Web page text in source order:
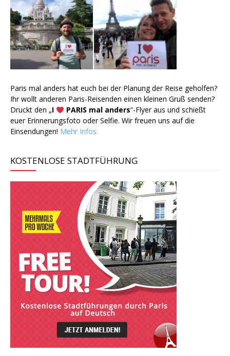
Paris mal anders hat euch bei der Planung der Reise geholfen?
Ihr wollt anderen Paris-Reisenden einen kleinen Gruß senden?
Druckt den „I PARIS mal anders“-Flyer aus und schießt
euer Erinnerungsfoto oder Selfie. Wir freuen uns auf die
Einsendungen! Mehr Infos
KOSTENLOSE STADTFÜHRUNG